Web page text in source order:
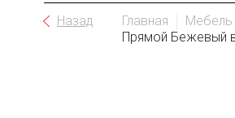
Назад Главная Мебель
Прямой Бежевый